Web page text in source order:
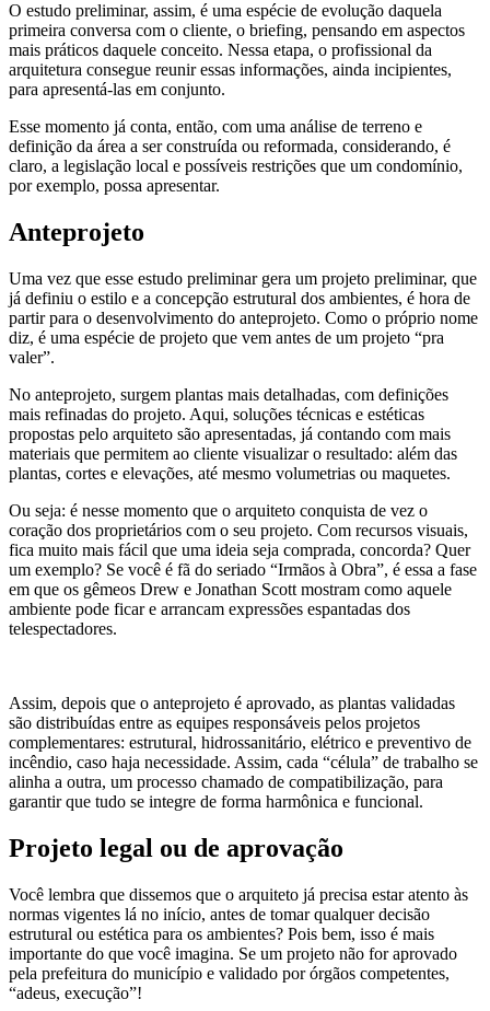
O estudo preliminar, assim, é uma espécie de evolução daquela
primeira conversa com o cliente, o briefing, pensando em aspectos
mais práticos daquele conceito. Nessa etapa, o profissional da
arquitetura consegue reunir essas informações, ainda incipientes,
para apresentá-las em conjunto.
Esse momento já conta, então, com uma análise de terreno e
definição da área a ser construída ou reformada, considerando, é
claro, a legislação local e possíveis restrições que um condomínio,
por exemplo, possa apresentar.
Anteprojeto
Uma vez que esse estudo preliminar gera um projeto preliminar, que
já definiu o estilo e a concepção estrutural dos ambientes, é hora de
partir para o desenvolvimento do anteprojeto. Como o próprio nome
diz, é uma espécie de projeto que vem antes de um projeto “pra
valer”.
No anteprojeto, surgem plantas mais detalhadas, com definições
mais refinadas do projeto. Aqui, soluções técnicas e estéticas
propostas pelo arquiteto são apresentadas, já contando com mais
materiais que permitem ao cliente visualizar o resultado: além das
plantas, cortes e elevações, até mesmo volumetrias ou maquetes.
Ou seja: é nesse momento que o arquiteto conquista de vez o
coração dos proprietários com o seu projeto. Com recursos visuais,
fica muito mais fácil que uma ideia seja comprada, concorda? Quer
um exemplo? Se você é fã do seriado “Irmãos à Obra”, é essa a fase
em que os gêmeos Drew e Jonathan Scott mostram como aquele
ambiente pode ficar e arrancam expressões espantadas dos
telespectadores.
Assim, depois que o anteprojeto é aprovado, as plantas validadas
são distribuídas entre as equipes responsáveis pelos projetos
complementares: estrutural, hidrossanitário, elétrico e preventivo de
incêndio, caso haja necessidade. Assim, cada “célula” de trabalho se
alinha a outra, um processo chamado de compatibilização, para
garantir que tudo se integre de forma harmônica e funcional.
Projeto legal ou de aprovação
Você lembra que dissemos que o arquiteto já precisa estar atento às
normas vigentes lá no início, antes de tomar qualquer decisão
estrutural ou estética para os ambientes? Pois bem, isso é mais
importante do que você imagina. Se um projeto não for aprovado
pela prefeitura do município e validado por órgãos competentes,
“adeus, execução”!